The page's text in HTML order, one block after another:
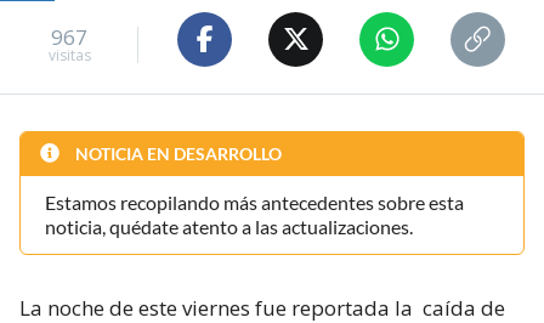
967
visitas
NOTICIA EN DESARROLLO
Estamos recopilando más antecedentes sobre esta
noticia, quédate atento a las actualizaciones.
La noche de este viernes fue reportada la caída de